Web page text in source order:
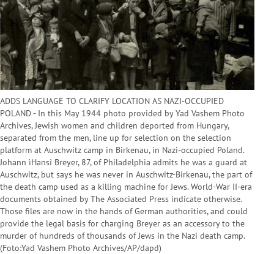
ADDS LANGUAGE TO CLARIFY LOCATION AS NAZI-OCCUPIED
POLAND - In this May 1944 photo provided by Yad Vashem Photo
Archives, Jewish women and children deported from Hungary,
separated from the men, line up for selection on the selection
platform at Auschwitz camp in Birkenau, in Nazi-occupied Poland.
Johann ìHansî Breyer, 87, of Philadelphia admits he was a guard at
Auschwitz, but says he was never in Auschwitz-Birkenau, the part of
the death camp used as a killing machine for Jews. World-War II-era
documents obtained by The Associated Press indicate otherwise.
Those files are now in the hands of German authorities, and could
provide the legal basis for charging Breyer as an accessory to the
murder of hundreds of thousands of Jews in the Nazi death camp.
(Foto:Yad Vashem Photo Archives/AP/dapd)